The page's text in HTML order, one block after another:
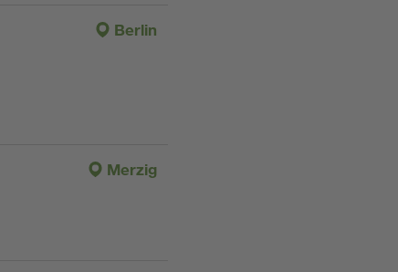
Berlin
Merzig